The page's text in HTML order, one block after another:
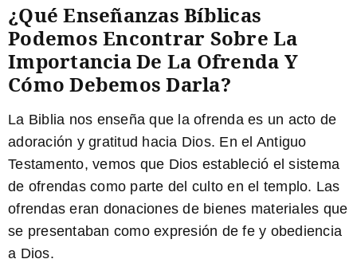
¿Qué Enseñanzas Bíblicas
Podemos Encontrar Sobre La
Importancia De La Ofrenda Y
Cómo Debemos Darla?
La Biblia nos enseña que la ofrenda es un acto de
adoración y gratitud hacia Dios. En el Antiguo
Testamento, vemos que Dios estableció el sistema
de ofrendas como parte del culto en el templo. Las
ofrendas eran donaciones de bienes materiales que
se presentaban como expresión de fe y obediencia
a Dios.